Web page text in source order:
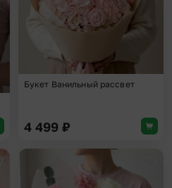
Букет Ванильный рассвет
4 499 ₽
Добавить в избранное